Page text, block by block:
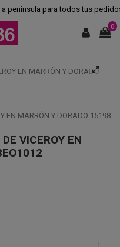
península para todos tus pedidos.
0
VICEROY EN